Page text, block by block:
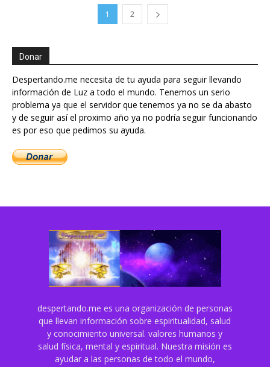
1 2
Donar
Despertando.me necesita de tu ayuda para seguir llevando
información de Luz a todo el mundo. Tenemos un serio
problema ya que el servidor que tenemos ya no se da abasto
y de seguir así el proximo año ya no podría seguir funcionando
es por eso que pedimos su ayuda.
despertando.me es una organización de personas
que llevan información sobre espiritualidad, salud
y conocimiento universal. valores humanos y
salud física, mental y espiritual. Nuestra misión es
ayudar a las personas de todo el mundo,